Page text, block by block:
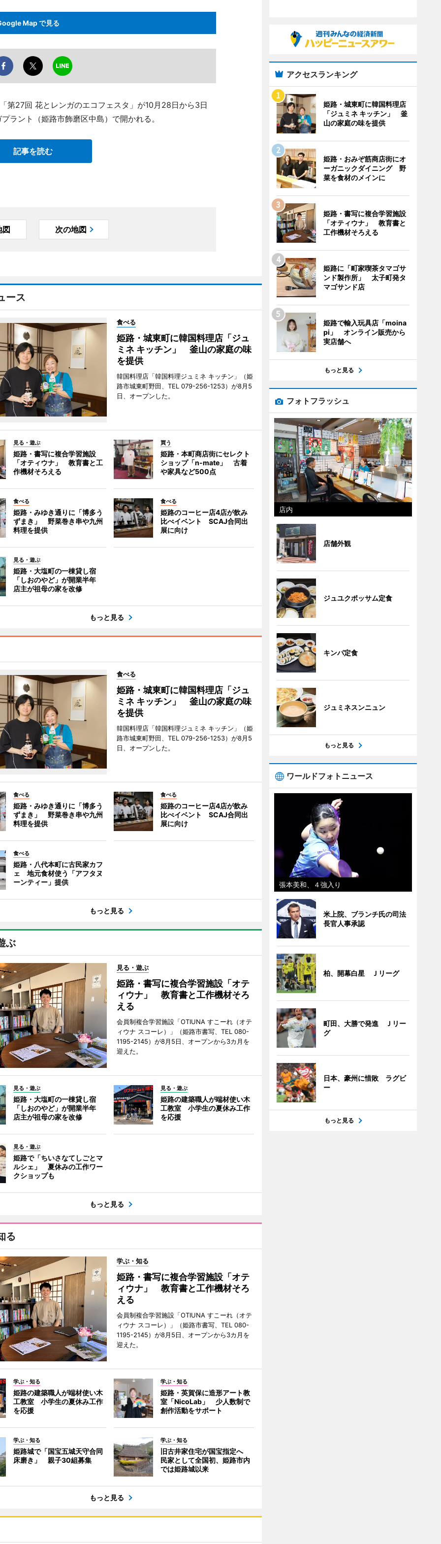
Map で見る
第27回 花とレンガのエコフェスタ」が10月28日から3日
ラント（姫路市飾磨区中島）で開かれる。
記事を読む
図 次の地図
ース
食べる
姫路・城東町に韓国料理店「ジュ
ミネ キッチン」 釜山の家庭の味
を提供
韓国料理店「韓国料理ジュミネ キッチン」（姫
路市城東町野田、TEL 079-256-1253）が8月5
日、オープンした。
見る・遊ぶ
姫路・書写に複合学習施設
「オティウナ」 教育書と工
作機材そろえる
買う
姫路・本町商店街にセレクト
ショップ「n-mate」 古着
や家具など500点
食べる
姫路・みゆき通りに「博多う
ずまき」 野菜巻き串や九州
料理を提供
食べる
姫路のコーヒー店4店が飲み
比べイベント SCAJ合同出
展に向け
見る・遊ぶ
姫路・大塩町の一棟貸し宿
「しおのやど」が開業半年
店主が祖母の家を改修
もっと見る
食べる
姫路・城東町に韓国料理店「ジュ
ミネ キッチン」 釜山の家庭の味
を提供
韓国料理店「韓国料理ジュミネ キッチン」（姫
路市城東町野田、TEL 079-256-1253）が8月5
日、オープンした。
食べる
姫路・みゆき通りに「博多う
ずまき」 野菜巻き串や九州
料理を提供
食べる
姫路のコーヒー店4店が飲み
比べイベント SCAJ合同出
展に向け
食べる
姫路・八代本町に古民家カフ
ェ 地元食材使う「アフタヌ
ーンティー」提供
もっと見る
ぶ
見る・遊ぶ
姫路・書写に複合学習施設「オテ
ィウナ」 教育書と工作機材そろ
える
会員制複合学習施設「OTIUNA すこーれ（オテ
ィウナ スコーレ）」（姫路市書写、TEL 080-
1195-2145）が8月5日、オープンから3カ月を
迎えた。
見る・遊ぶ
姫路・大塩町の一棟貸し宿
「しおのやど」が開業半年
店主が祖母の家を改修
見る・遊ぶ
姫路の建築職人が端材使い木
工教室 小学生の夏休み工作
を応援
見る・遊ぶ
姫路で「ちいさなてしごとマ
ルシェ」 夏休みの工作ワー
クショップも
もっと見る
る
学ぶ・知る
姫路・書写に複合学習施設「オテ
ィウナ」 教育書と工作機材そろ
える
会員制複合学習施設「OTIUNA すこーれ（オテ
ィウナ スコーレ）」（姫路市書写、TEL 080-
1195-2145）が8月5日、オープンから3カ月を
迎えた。
学ぶ・知る
姫路の建築職人が端材使い木
工教室 小学生の夏休み工作
を応援
学ぶ・知る
姫路・英賀保に造形アート教
室「NicoLab」 少人数制で
創作活動をサポート
学ぶ・知る
姫路城で「国宝五城天守合同
床磨き」 親子30組募集
学ぶ・知る
旧古井家住宅が国宝指定へ
民家として全国初、姫路市内
では姫路城以来
もっと見る
アクセスランキング
姫路・城東町に韓国料理店
「ジュミネ キッチン」 釜
山の家庭の味を提供
姫路・おみぞ筋商店街にオ
ーガニックダイニング 野
菜を食材のメインに
姫路・書写に複合学習施設
「オティウナ」 教育書と
工作機材そろえる
姫路に「町家喫茶タマゴサ
ンド製作所」 太子町発タ
マゴサンド店
姫路で輸入玩具店「moina
pi」 オンライン販売から
実店舗へ
もっと見る
フォトフラッシュ
店内
店舗外観
ジュユクポッサム定食
キンパ定食
ジュミネスンニュン
もっと見る
ワールドフォトニュース
張本美和、４強入り
米上院、ブランチ氏の司法
長官人事承認
柏、開幕白星 Ｊリーグ
町田、大勝で発進 Ｊリー
グ
日本、豪州に惜敗 ラグビ
ー
もっと見る